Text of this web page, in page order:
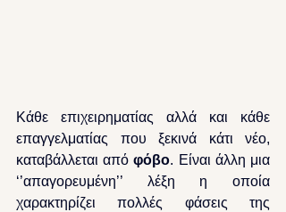
Κάθε επιχειρηματίας αλλά και κάθε
επαγγελματίας που ξεκινά κάτι νέο,
καταβάλλεται από φόβο. Είναι άλλη μια
‘’απαγορευμένη’’ λέξη η οποία
χαρακτηρίζει πολλές φάσεις της